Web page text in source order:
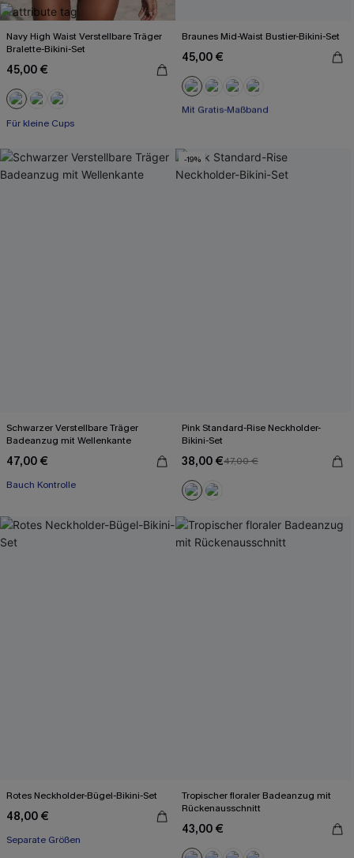
Navy High Waist Verstellbare Träger
Bralette-Bikini-Set
45,00 €
Für kleine Cups
Braunes Mid-Waist Bustier-Bikini-Set
45,00 €
Mit Gratis-Maßband
Nahtlos
Schwarzer Verstellbare Träger
Badeanzug mit Wellenkante
47,00 €
Bauch Kontrolle
-19%
Pink Standard-Rise Neckholder-
Bikini-Set
38,00 €47,00 €
Rotes Neckholder-Bügel-Bikini-Set
48,00 €
Separate Größen
Tropischer floraler Badeanzug mit
Rückenausschnitt
43,00 €